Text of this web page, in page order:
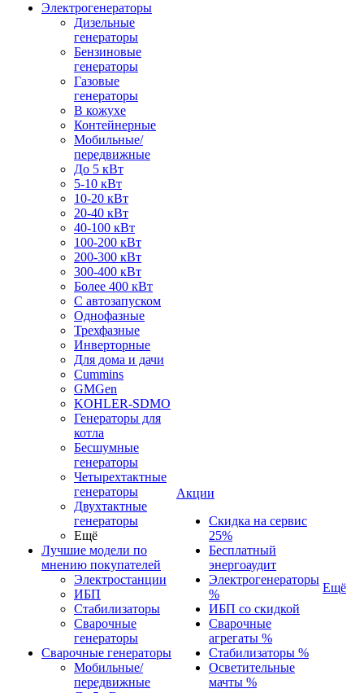
Электрогенераторы
Дизельные
генераторы
Бензиновые
генераторы
Газовые
генераторы
В кожухе
Контейнерные
Мобильные/
передвижные
До 5 кВт
5-10 кВт
10-20 кВт
20-40 кВт
40-100 кВт
100-200 кВт
200-300 кВт
300-400 кВт
Более 400 кВт
С автозапуском
Однофазные
Трехфазные
Инверторные
Для дома и дачи
Cummins
GMGen
KOHLER-SDMO
Генераторы для
котла
Бесшумные
генераторы
Четырехтактные
генераторы
Двухтактные
генераторы
Ещё
Лучшие модели по
мнению покупателей
Электростанции
ИБП
Стабилизаторы
Сварочные
генераторы
Сварочные генераторы
Мобильные/
передвижные
Акции
Скидка на сервис
25%
Бесплатный
энергоаудит
Электрогенераторы
%
ИБП со скидкой
Сварочные
агрегаты %
Стабилизаторы %
Осветительные
мачты %
Ещё